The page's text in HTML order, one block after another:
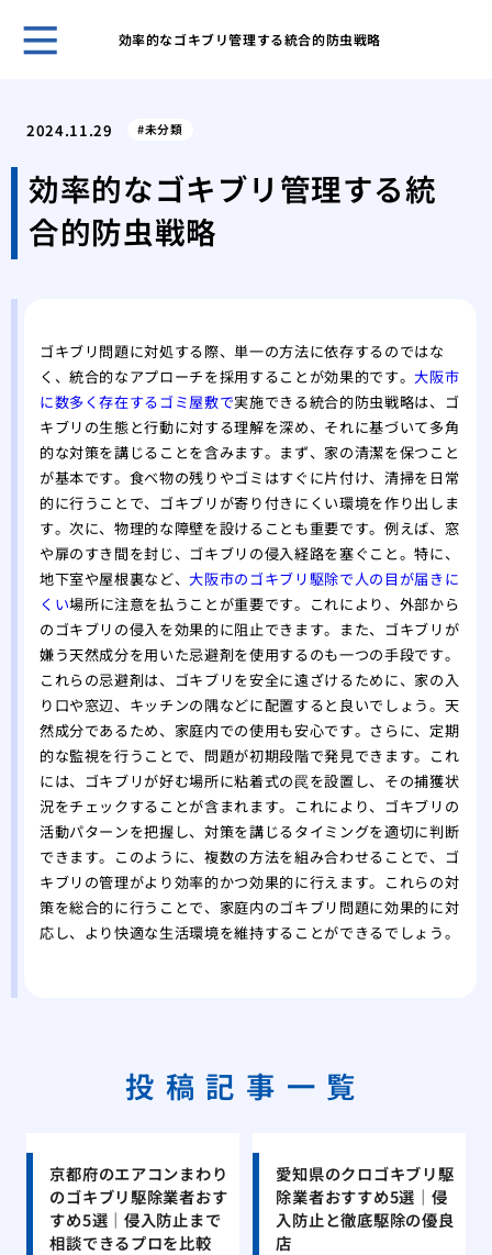
効率的なゴキブリ管理する統合的防虫戦略
る方
ス
ス
の
ミ
駆
ミ
要性
2024.11.29 未分類
効率的なゴキブリ管理する統
合的防虫戦略
ゴキブリ問題に対処する際、単一の方法に依存するのではな
く、統合的なアプローチを採用することが効果的です。大阪市
に数多く存在するゴミ屋敷で実施できる統合的防虫戦略は、ゴ
キブリの生態と行動に対する理解を深め、それに基づいて多角
的な対策を講じることを含みます。まず、家の清潔を保つこと
が基本です。食べ物の残りやゴミはすぐに片付け、清掃を日常
的に行うことで、ゴキブリが寄り付きにくい環境を作り出しま
す。次に、物理的な障壁を設けることも重要です。例えば、窓
や扉のすき間を封じ、ゴキブリの侵入経路を塞ぐこと。特に、
地下室や屋根裏など、大阪市のゴキブリ駆除で人の目が届きに
くい場所に注意を払うことが重要です。これにより、外部から
のゴキブリの侵入を効果的に阻止できます。また、ゴキブリが
嫌う天然成分を用いた忌避剤を使用するのも一つの手段です。
これらの忌避剤は、ゴキブリを安全に遠ざけるために、家の入
り口や窓辺、キッチンの隅などに配置すると良いでしょう。天
然成分であるため、家庭内での使用も安心です。さらに、定期
的な監視を行うことで、問題が初期段階で発見できます。これ
には、ゴキブリが好む場所に粘着式の罠を設置し、その捕獲状
況をチェックすることが含まれます。これにより、ゴキブリの
活動パターンを把握し、対策を講じるタイミングを適切に判断
できます。このように、複数の方法を組み合わせることで、ゴ
キブリの管理がより効率的かつ効果的に行えます。これらの対
策を総合的に行うことで、家庭内のゴキブリ問題に効果的に対
応し、より快適な生活環境を維持することができるでしょう。
投稿記事一覧
京都府のエアコンまわり
のゴキブリ駆除業者おす
すめ5選｜侵入防止まで
相談できるプロを比較
愛知県のクロゴキブリ駆
除業者おすすめ5選｜侵
入防止と徹底駆除の優良
店